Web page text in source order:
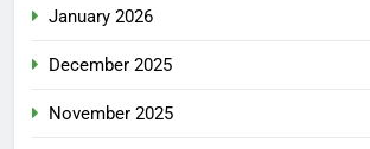
January 2026
December 2025
November 2025